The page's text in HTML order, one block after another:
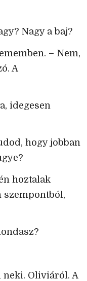
Nagy a baj?
– Nem,
A
idegesen
hogy jobban
hoztalak
szempontból,
Oliviáról. A